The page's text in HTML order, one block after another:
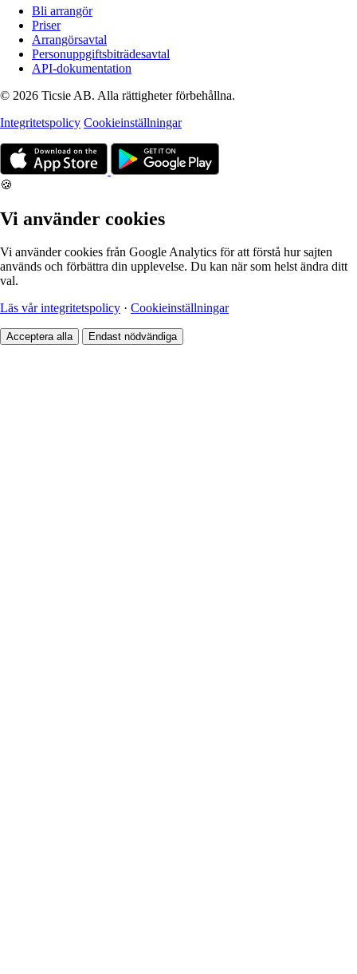
Bli arrangör
Priser
Arrangörsavtal
Personuppgiftsbiträdesavtal
API-dokumentation
© 2026 Ticsie AB. Alla rättigheter förbehållna.
Integritetspolicy Cookieinställningar
🍪
Vi använder cookies
Vi använder cookies från Google Analytics för att förstå hur sajten
används och förbättra din upplevelse. Du kan när som helst ändra ditt
val.
Läs vår integritetspolicy · Cookieinställningar
Acceptera alla Endast nödvändiga